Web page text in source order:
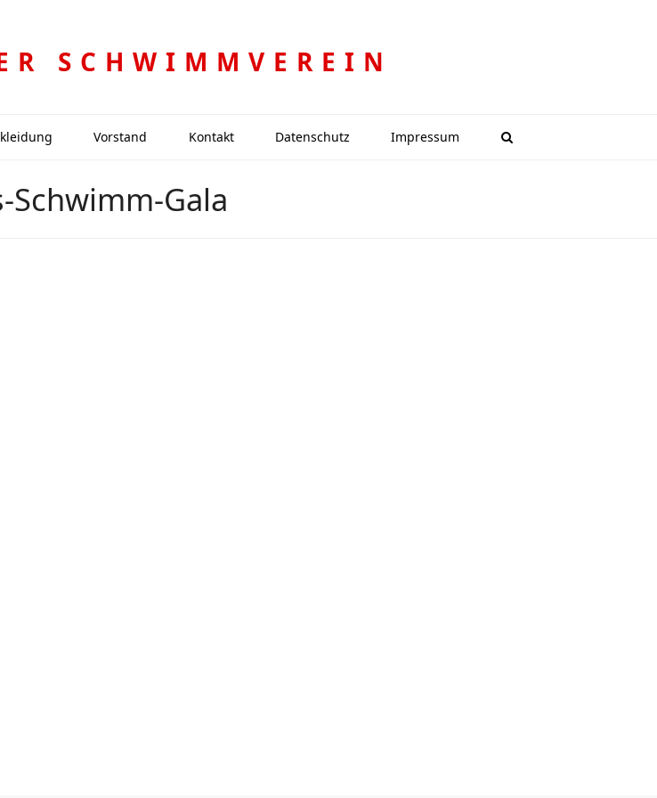
SCHWIMMVEREIN
Vorstand Kontakt Datenschutz Impressum
Schwimm-Gala